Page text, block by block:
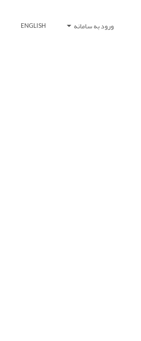
ورود به سامانه ENGLISH